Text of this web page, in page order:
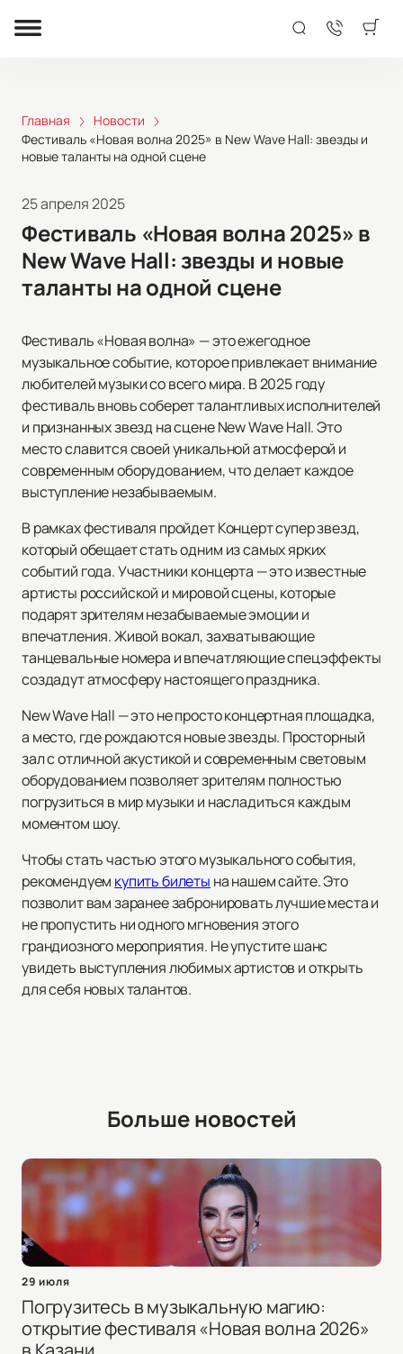
Главная
Новости
Фестиваль «Новая волна 2025» в New Wave Hall: звезды и
новые таланты на одной сцене
25 апреля 2025
Фестиваль «Новая волна 2025» в
New Wave Hall: звезды и новые
таланты на одной сцене
Фестиваль «Новая волна» — это ежегодное
музыкальное событие, которое привлекает внимание
любителей музыки со всего мира. В 2025 году
фестиваль вновь соберет талантливых исполнителей
и признанных звезд на сцене New Wave Hall. Это
место славится своей уникальной атмосферой и
современным оборудованием, что делает каждое
выступление незабываемым.
В рамках фестиваля пройдет Концерт супер звезд,
который обещает стать одним из самых ярких
событий года. Участники концерта — это известные
артисты российской и мировой сцены, которые
подарят зрителям незабываемые эмоции и
впечатления. Живой вокал, захватывающие
танцевальные номера и впечатляющие спецэффекты
создадут атмосферу настоящего праздника.
New Wave Hall — это не просто концертная площадка,
а место, где рождаются новые звезды. Просторный
зал с отличной акустикой и современным световым
оборудованием позволяет зрителям полностью
погрузиться в мир музыки и насладиться каждым
моментом шоу.
Чтобы стать частью этого музыкального события,
рекомендуем купить билеты на нашем сайте. Это
позволит вам заранее забронировать лучшие места и
не пропустить ни одного мгновения этого
грандиозного мероприятия. Не упустите шанс
увидеть выступления любимых артистов и открыть
для себя новых талантов.
Больше новостей
29 июля
Погрузитесь в музыкальную магию:
открытие фестиваля «Новая волна 2026»